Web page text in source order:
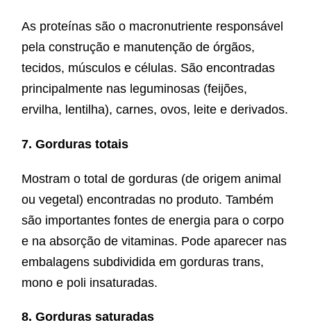
As proteínas são o macronutriente responsável
pela construção e manutenção de órgãos,
tecidos, músculos e células. São encontradas
principalmente nas leguminosas (feijões,
ervilha, lentilha), carnes, ovos, leite e derivados.
7. Gorduras totais
Mostram o total de gorduras (de origem animal
ou vegetal) encontradas no produto. Também
são importantes fontes de energia para o corpo
e na absorção de vitaminas. Pode aparecer nas
embalagens subdividida em gorduras trans,
mono e poli insaturadas.
8. Gorduras saturadas